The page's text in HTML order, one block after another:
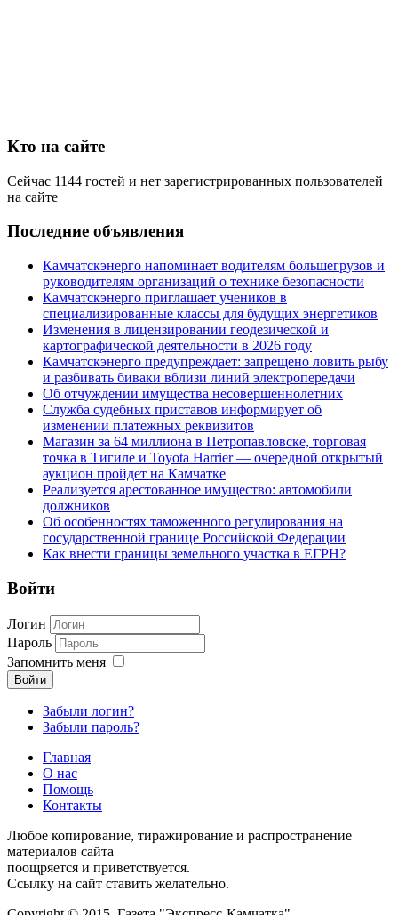
Кто на сайте
Сейчас 1144 гостей и нет зарегистрированных пользователей
на сайте
Последние объявления
Камчатскэнерго напоминает водителям большегрузов и
руководителям организаций о технике безопасности
Камчатскэнерго приглашает учеников в
специализированные классы для будущих энергетиков
Изменения в лицензировании геодезической и
картографической деятельности в 2026 году
Камчатскэнерго предупреждает: запрещено ловить рыбу
и разбивать биваки вблизи линий электропередачи
Об отчуждении имущества несовершеннолетних
Служба судебных приставов информирует об
изменении платежных реквизитов
Магазин за 64 миллиона в Петропавловске, торговая
точка в Тигиле и Toyota Harrier — очередной открытый
аукцион пройдет на Камчатке
Реализуется арестованное имущество: автомобили
должников
Об особенностях таможенного регулирования на
государственной границе Российской Федерации
Как внести границы земельного участка в ЕГРН?
Войти
Логин
Пароль
Запомнить меня
Войти
Забыли логин?
Забыли пароль?
Главная
О нас
Помощь
Контакты
Любое копирование, тиражирование и распространение
материалов сайта
поощряется и приветствуется.
Ссылку на сайт ставить желательно.